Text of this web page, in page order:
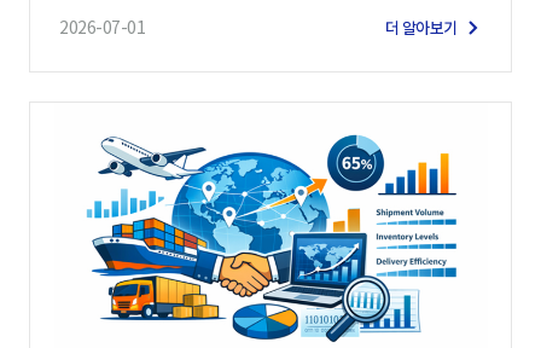
2026-07-01 더 알아보기